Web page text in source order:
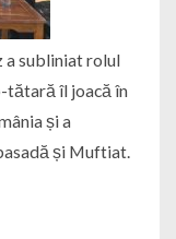
a subliniat rolul
tătară îl joacă în
și a
și Muftiat.